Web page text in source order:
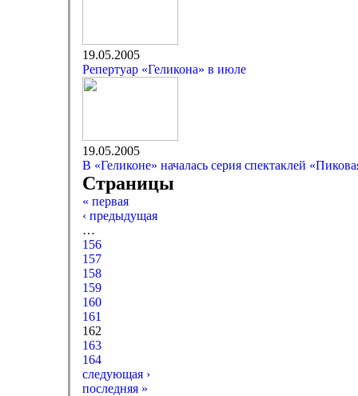
19.05.2005
Репертуар «Геликона» в июле
19.05.2005
В «Геликоне» началась серия спектаклей
Страницы
« первая
‹ предыдущая
…
156
157
158
159
160
161
162
163
164
следующая ›
последняя »